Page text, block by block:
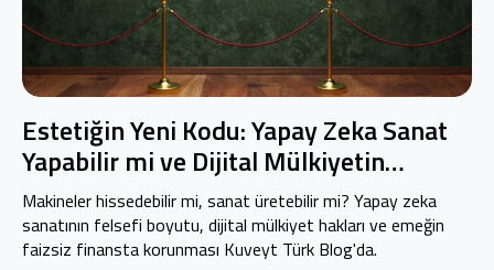
Estetiğin Yeni Kodu: Yapay Zeka Sanat
Yapabilir mi ve Dijital Mülkiyetin
Geleceği
Makineler hissedebilir mi, sanat üretebilir mi? Yapay zeka
sanatının felsefi boyutu, dijital mülkiyet hakları ve emeğin
faizsiz finansta korunması Kuveyt Türk Blog'da.